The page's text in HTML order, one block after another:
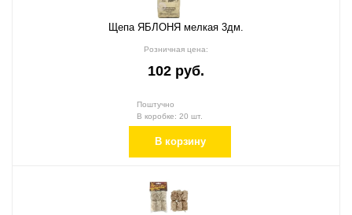
Щепа ЯБЛОНЯ мелкая 3дм.
Розничная цена:
102 руб.
Поштучно
В коробке: 20 шт.
В корзину